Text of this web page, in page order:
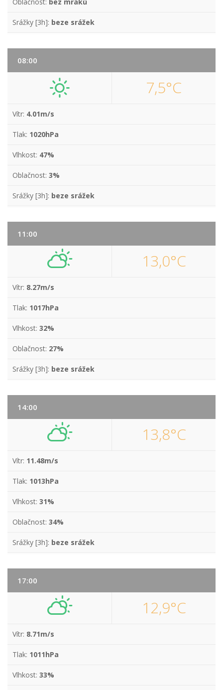
Srážky [3h]: beze srážek
08:00
7,5°C
Vítr: 4.01m/s
Tlak: 1020hPa
Vlhkost: 47%
Oblačnost: 3%
Srážky [3h]: beze srážek
11:00
13,0°C
Vítr: 8.27m/s
Tlak: 1017hPa
Vlhkost: 32%
Oblačnost: 27%
Srážky [3h]: beze srážek
14:00
13,8°C
Vítr: 11.48m/s
Tlak: 1013hPa
Vlhkost: 31%
Oblačnost: 34%
Srážky [3h]: beze srážek
17:00
12,9°C
Vítr: 8.71m/s
Tlak: 1011hPa
Vlhkost: 33%